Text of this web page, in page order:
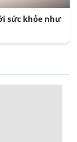
sức khỏe như